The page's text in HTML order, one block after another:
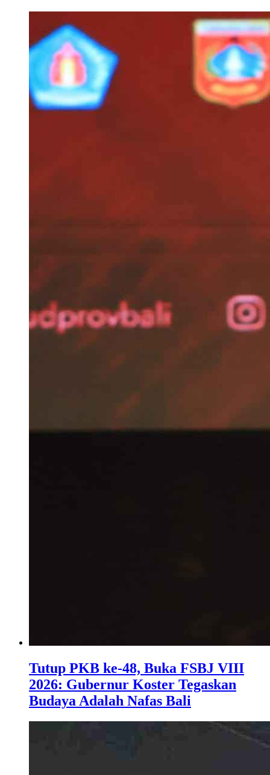
Tutup PKB ke-48, Buka FSBJ VIII
2026: Gubernur Koster Tegaskan
Budaya Adalah Nafas Bali